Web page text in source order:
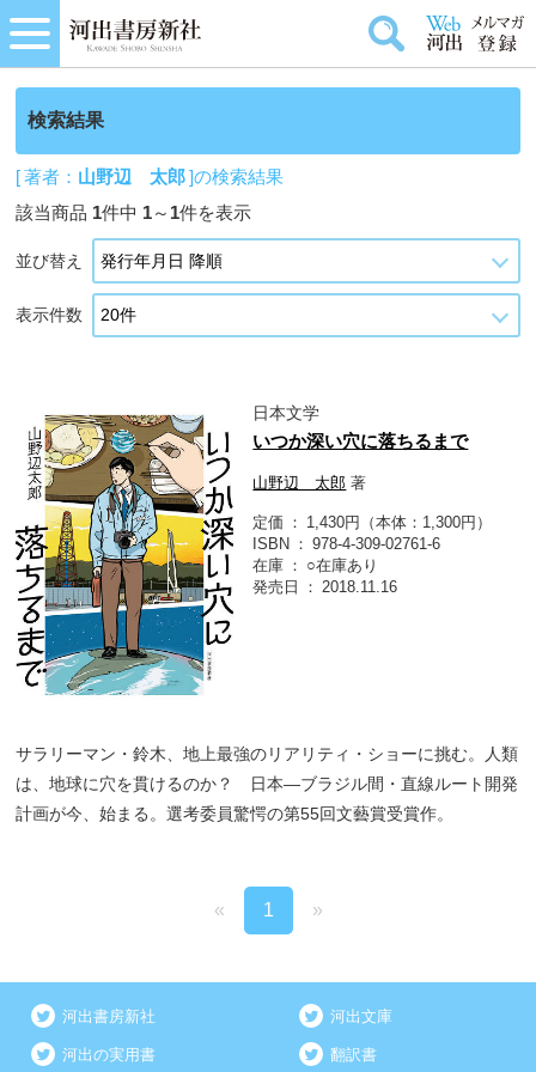
検索結果
[ 著者： 山野辺 太郎]の検索結果
該当商品 1件中 1～ 1件を表示
並び替え
表示件数
日本文学
いつか深い穴に落ちるまで
山野辺 太郎 著
定価
1,430円（本体：1,300円）
ISBN
978-4-309-02761-6
在庫
○在庫あり
発売日
2018.11.16
サラリーマン・鈴木、地上最強のリアリティ・ショーに挑む。人類
は、地球に穴を貫けるのか？ 日本―ブラジル間・直線ルート開発
計画が今、始まる。選考委員驚愕の第55回文藝賞受賞作。
« 1 »
河出書房新社 河出文庫
河出の実用書 翻訳書